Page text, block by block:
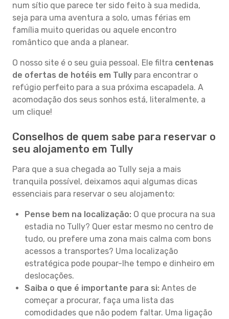
num sítio que parece ter sido feito à sua medida,
seja para uma aventura a solo, umas férias em
família muito queridas ou aquele encontro
romântico que anda a planear.
O nosso site é o seu guia pessoal. Ele filtra centenas
de ofertas de hotéis em Tully para encontrar o
refúgio perfeito para a sua próxima escapadela. A
acomodação dos seus sonhos está, literalmente, a
um clique!
Conselhos de quem sabe para reservar o
seu alojamento em Tully
Para que a sua chegada ao Tully seja a mais
tranquila possível, deixamos aqui algumas dicas
essenciais para reservar o seu alojamento:
Pense bem na localização: O que procura na sua
estadia no Tully? Quer estar mesmo no centro de
tudo, ou prefere uma zona mais calma com bons
acessos a transportes? Uma localização
estratégica pode poupar-lhe tempo e dinheiro em
deslocações.
Saiba o que é importante para si: Antes de
começar a procurar, faça uma lista das
comodidades que não podem faltar. Uma ligação